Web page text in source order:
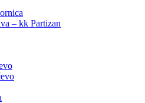
– kk Partizan